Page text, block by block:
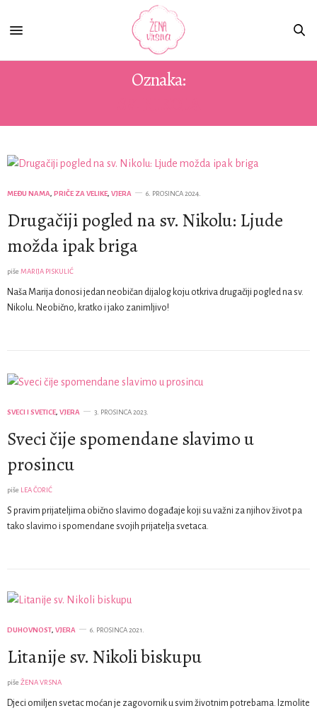
Oznaka:
MEĐU NAMA, PRIČE ZA VELIKE, VJERA 6. PROSINCA 2024.
Drugačiji pogled na sv. Nikolu: Ljude
možda ipak briga
piše MARIJA PISKULIĆ
Naša Marija donosi jedan neobičan dijalog koju otkriva drugačiji pogled na sv.
Nikolu. Neobično, kratko i jako zanimljivo!
SVECI I SVETICE, VJERA 3. PROSINCA 2023.
Sveci čije spomendane slavimo u
prosincu
piše LEA ČORIĆ
S pravim prijateljima obično slavimo događaje koji su važni za njihov život pa
tako slavimo i spomendane svojih prijatelja svetaca.
DUHOVNOST, VJERA 6. PROSINCA 2021.
Litanije sv. Nikoli biskupu
piše ŽENA VRSNA
Djeci omiljen svetac moćan je zagovornik u svim životnim potrebama. Izmolite